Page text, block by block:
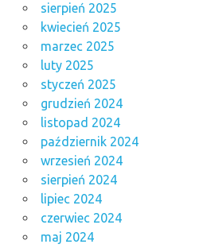
sierpień 2025
kwiecień 2025
marzec 2025
luty 2025
styczeń 2025
grudzień 2024
listopad 2024
październik 2024
wrzesień 2024
sierpień 2024
lipiec 2024
czerwiec 2024
maj 2024